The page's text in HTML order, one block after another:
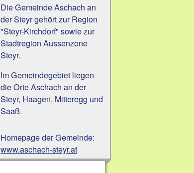
Die Gemeinde Aschach an
der Steyr gehört zur Region
"Steyr-Kirchdorf" sowie zur
Stadtregion Aussenzone
Steyr.
Im Gemeindegebiet liegen
die Orte Aschach an der
Steyr, Haagen, Mitteregg und
Saaß.
Homepage der Gemeinde:
www.aschach-steyr.at